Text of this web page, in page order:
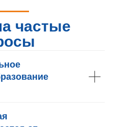
частые